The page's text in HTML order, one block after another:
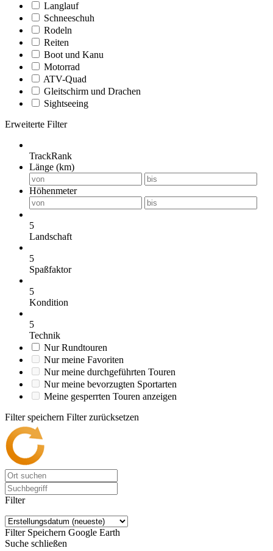
Langlauf
Schneeschuh
Rodeln
Reiten
Boot und Kanu
Motorrad
ATV-Quad
Gleitschirm und Drachen
Sightseeing
Erweiterte Filter
TrackRank
Länge (km)
Höhenmeter
5
Landschaft
5
Spaßfaktor
5
Kondition
5
Technik
Nur Rundtouren
Nur meine Favoriten
Nur meine durchgeführten Touren
Nur meine bevorzugten Sportarten
Meine gesperrten Touren anzeigen
Filter speichern Filter zurücksetzen
Filter
Filter Speichern Google Earth
Suche schließen